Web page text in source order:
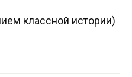
классной истории)